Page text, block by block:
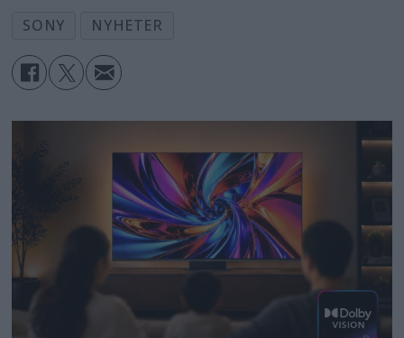
7 IV[1] in March 2024 onward, and
more camera bodies[2] in the future.
The new license offers the ability to
import up to 4 customized original
gridlines. The gridlines can be
displayed on EVF (electronic
viewfinder) and LCD (Monitor on the
rear of the camera) when shooting
which makes for easier, more
consistent images. For example, staff
SONY NYHETER